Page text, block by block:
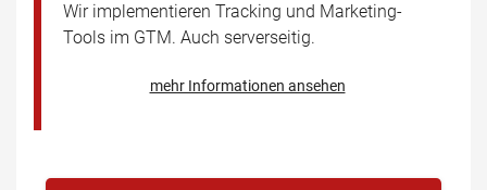
Wir implementieren Tracking und Marketing-
Tools im GTM. Auch serverseitig.
mehr Informationen ansehen